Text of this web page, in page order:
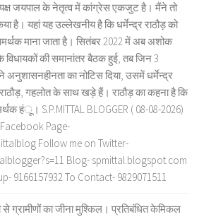
जयपाल के नेतृत्व में कांग्रेस एकजुट है। मैंने तो
है। यहां यह उल्लेखनीय है कि धर्मेन्द्र राठौड़ को
माना जाता है। सितंबर 2022 में अब अशोक
की समानांतर बैठक हुई, तब जिन 3
का नोटिस दिया, उसमें धर्मेन्द्र
गहलोत के साथ खड़े हैं। राठौड़ का कहना है कि
हंू। S.P.MITTAL BLOGGER ( 08-08-2026)
Page-
Follow me on Twitter-
Blog- spmittal.blogspot.com
9166157932 To Contact- 9829071511
से ग्रामीणों का जीना मुश्किल। प्रतिबंधित केमिकल